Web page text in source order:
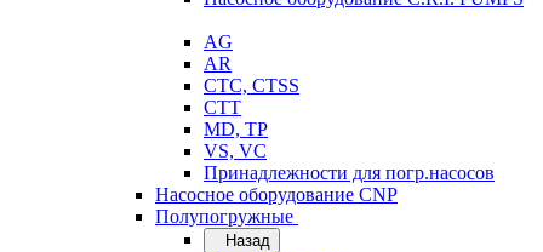
AG
AR
CTC, CTSS
CTT
MD, TP
VS, VC
Принадлежности для погр.насосов
Насосное оборудование CNP
Полупогружные
Назад